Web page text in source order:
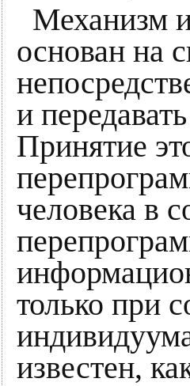
Механизм
основан на
и
Принятие
человека в
только при
известен,